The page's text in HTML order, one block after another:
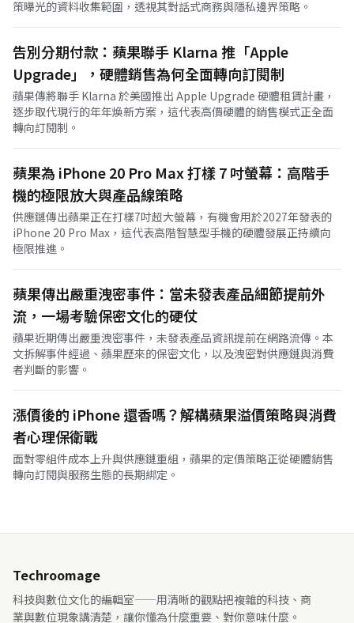
策曝光的資料收集範圍，透視其對話式商務與隱私邊界策略。
告別分期付款：蘋果聯手 Klarna 推「Apple
Upgrade」，硬體銷售為何全面轉向訂閱制
蘋果傳將聯手 Klarna 於美國推出 Apple Upgrade 硬體租賃計畫，
逐步取代現行的年年煥新方案，這代表高價硬體的銷售模式正全面
轉向訂閱制。
蘋果為 iPhone 20 Pro Max 打樣 7 吋螢幕：高階手
機的極限放大與產品線策略
供應鏈傳出蘋果正在打樣7吋超大螢幕，有機會用於2027年發表的
iPhone 20 Pro Max，這代表高階智慧型手機的硬體發展正持續向
極限推進。
蘋果傳出嚴重洩密事件：當未發表產品細節提前外
流，一場考驗保密文化的硬仗
蘋果近期傳出嚴重洩密事件，未發表產品資訊提前在網路流傳。本
文拆解事件經過、蘋果歷來的保密文化，以及洩密對供應鏈與消費
者判斷的影響。
漲價後的 iPhone 還香嗎？解構蘋果溢價策略與消費
者心理保衛戰
面對零組件成本上升與供應鏈重組，蘋果的定價策略正從硬體銷售
轉向訂閱與服務生態的長期綁定。
Techroomage
科技與數位文化的編輯室——用清晰的觀點把複雜的科技、商
業與數位現象講清楚，讓你懂為什麼重要、對你意味什麼。